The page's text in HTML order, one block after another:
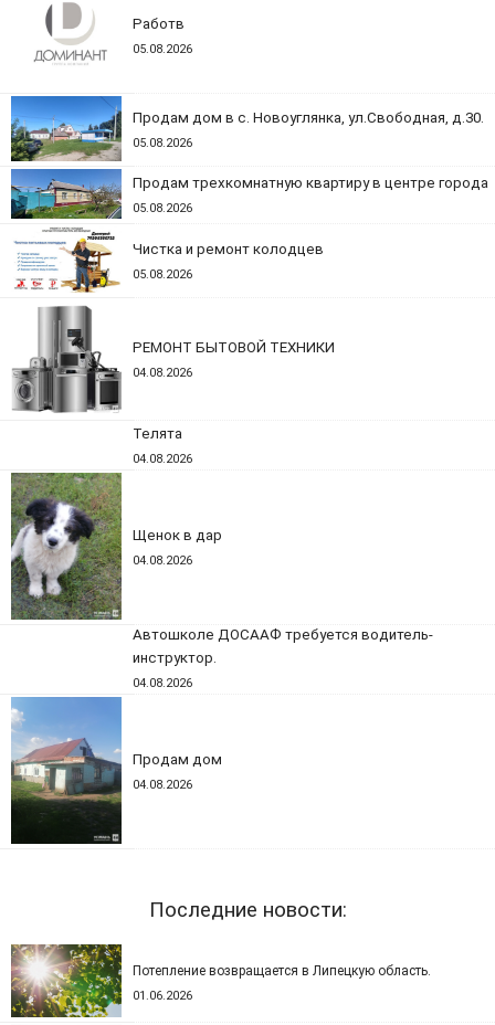
Работв
05.08.2026
Продам дом в с. Новоуглянка, ул.Свободная, д.30.
05.08.2026
Продам трехкомнатную квартиру в центре города
05.08.2026
Чистка и ремонт колодцев
05.08.2026
РЕМОНТ БЫТОВОЙ ТЕХНИКИ
04.08.2026
Телята
04.08.2026
Щенок в дар
04.08.2026
Автошколе ДОСААФ требуется водитель-
инструктор.
04.08.2026
Продам дом
04.08.2026
Последние новости:
Потепление возвращается в Липецкую область.
01.06.2026